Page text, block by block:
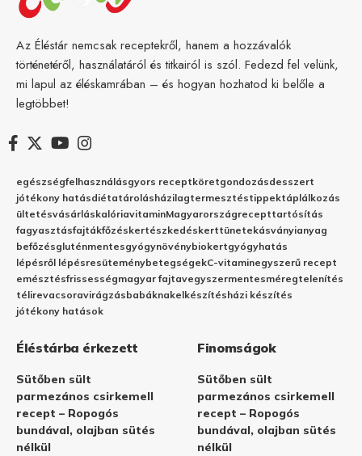
Az Éléstár nemcsak receptekről, hanem a hozzávalók
történetéről, használatáról és titkairól is szól. Fedezd fel velünk,
mi lapul az éléskamrában – és hogyan hozhatod ki belőle a
legtöbbet!
egészségfelhasználásgyors receptköretgondozásdesszert
jótékony hatásdiétatárolásházilagtermesztéstippektáplálkozás
ültetésvásárláskalóriavitaminMagyarországrecepttartósítás
fagyasztásfajtákfőzéskertészkedéskerttünetekásványianyag
befőzésgluténmentesgyógynövénybiokertgyógyhatás
lépésről lépésresüteménybetegségekC-vitaminegyszerű recept
emésztésfrissességmagyar fajtavegyszermentesméregtelenítés
télirevacsoravirágzásbabáknakelkészítésházi készítés
jótékony hatások
Éléstárba érkezett
Sütőben sült
parmezános csirkemell
recept – Ropogós
bundával, olajban sütés
nélkül
Finomságok
Sütőben sült
parmezános csirkemell
recept – Ropogós
bundával, olajban sütés
nélkül